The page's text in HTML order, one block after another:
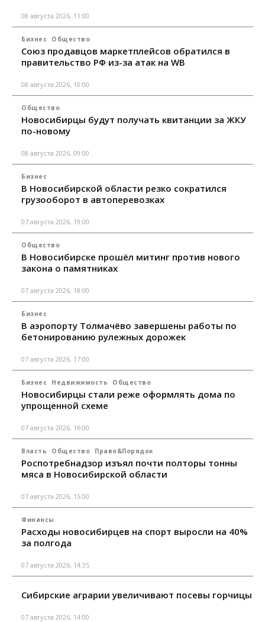
08 августа 2026, 11:00
Бизнес Общество
Союз продавцов маркетплейсов обратился в
правительство РФ из-за атак на WB
08 августа 2026, 10:00
Общество
Новосибирцы будут получать квитанции за ЖКУ
по-новому
08 августа 2026, 09:00
Бизнес
В Новосибирской области резко сократился
грузооборот в автоперевозках
07 августа 2026, 19:00
Общество
В Новосибирске прошёл митинг против нового
закона о памятниках
07 августа 2026, 18:00
Бизнес
В аэропорту Толмачёво завершены работы по
бетонированию рулежных дорожек
07 августа 2026, 17:00
Бизнес Недвижимость Общество
Новосибирцы стали реже оформлять дома по
упрощенной схеме
07 августа 2026, 16:00
Власть Общество Право&Порядок
Роспотребнадзор изъял почти полторы тонны
мяса в Новосибирской области
07 августа 2026, 15:00
Финансы
Расходы новосибирцев на спорт выросли на 40%
за полгода
07 августа 2026, 14:35
Сибирские аграрии увеличивают посевы горчицы
07 августа 2026, 14:00